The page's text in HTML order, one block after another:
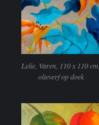
Lelie, Varen, 110 x 110 cm,
olieverf op doek